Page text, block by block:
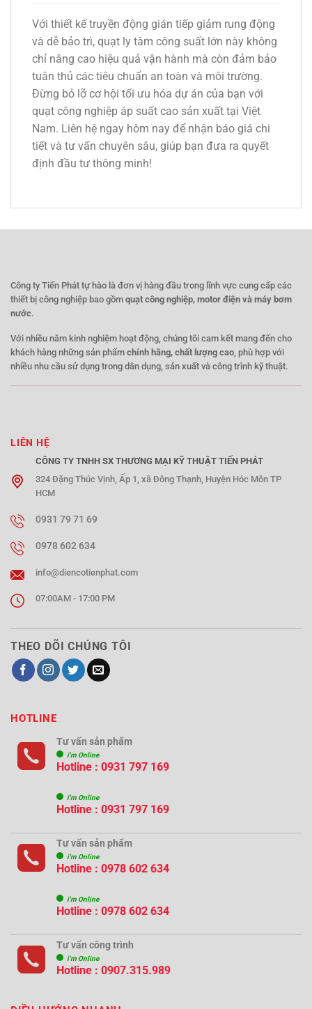
Với thiết kế truyền động gián tiếp giảm rung động
và dễ bảo trì, quạt ly tâm công suất lớn này không
chỉ nâng cao hiệu quả vận hành mà còn đảm bảo
tuân thủ các tiêu chuẩn an toàn và môi trường.
Đừng bỏ lỡ cơ hội tối ưu hóa dự án của bạn với
quạt công nghiệp áp suất cao sản xuất tại Việt
Nam. Liên hệ ngay hôm nay để nhận báo giá chi
tiết và tư vấn chuyên sâu, giúp bạn đưa ra quyết
định đầu tư thông minh!
Công ty Tiến Phát tự hào là đơn vị hàng đầu trong lĩnh vực cung cấp các
thiết bị công nghiệp bao gồm quạt công nghiệp, motor điện và máy bơm
nước.
Với nhiều năm kinh nghiệm hoạt động, chúng tôi cam kết mang đến cho
khách hàng những sản phẩm chính hãng, chất lượng cao, phù hợp với
nhiều nhu cầu sử dụng trong dân dụng, sản xuất và công trình kỹ thuật.
LIÊN HỆ
CÔNG TY TNHH SX THƯƠNG MẠI KỸ THUẬT TIẾN PHÁT
324 Đặng Thúc Vịnh, Ấp 1, xã Đông Thạnh, Huyện Hóc Môn TP
HCM
0931 79 71 69
0978 602 634
info@diencotienphat.com
07:00AM - 17:00 PM
THEO DÕI CHÚNG TÔI
HOTLINE
Tư vấn sản phẩm
i'm Online
Hotline : 0931 797 169
i'm Online
Hotline : 0931 797 169
Tư vấn sản phẩm
i'm Online
Hotline : 0978 602 634
i'm Online
Hotline : 0978 602 634
Tư vấn công trình
i'm Online
Hotline : 0907.315.989